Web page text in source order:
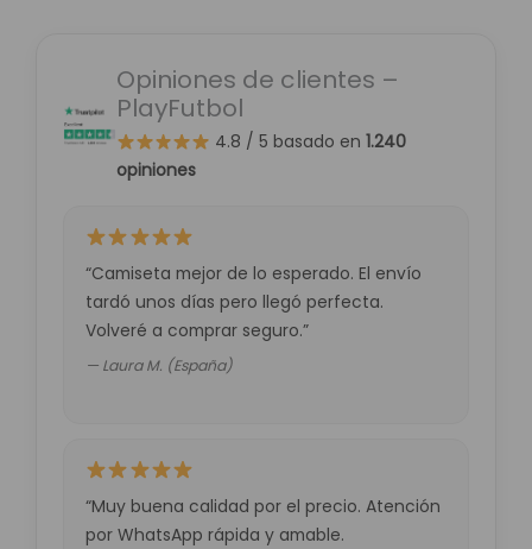
Opiniones de clientes –
PlayFutbol
4.8 / 5 basado en 1.240
opiniones
“Camiseta mejor de lo esperado. El envío
tardó unos días pero llegó perfecta.
Volveré a comprar seguro.”
— Laura M. (España)
“Muy buena calidad por el precio. Atención
por WhatsApp rápida y amable.